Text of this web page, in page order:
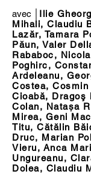
avec │ Ilie
Mihali, Claudiu
Lazăr, Tamara
Păun, Valer
Rababoc,
Poghirc,
Ardeleanu,
Costea,
Cioabă, Dragoş
Colan, Natașa
Mirea, Geni
Titu, Cătălin
Druc, Marian
Vieru, Anca
Ungureanu,
Dolea, Claudiu